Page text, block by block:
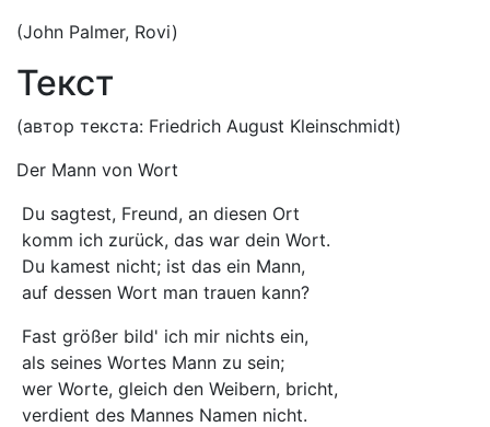
(John Palmer, Rovi)
Текст
(автор текста: Friedrich August Kleinschmidt)
Der Mann von Wort
Du sagtest, Freund, an diesen Ort
komm ich zurück, das war dein Wort.
Du kamest nicht; ist das ein Mann,
auf dessen Wort man trauen kann?
Fast größer bild' ich mir nichts ein,
als seines Wortes Mann zu sein;
wer Worte, gleich den Weibern, bricht,
verdient des Mannes Namen nicht.